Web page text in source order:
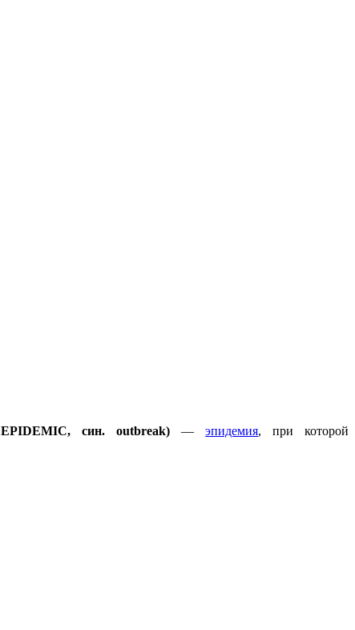
син. outbreak) —эпидемия, при которой